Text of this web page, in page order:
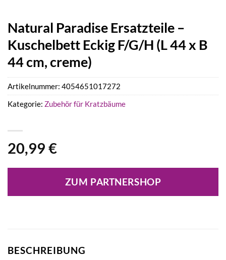
Natural Paradise Ersatzteile –
Kuschelbett Eckig F/G/H (L 44 x B
44 cm, creme)
20,99 €
ZUM PARTNERSHOP
Artikelnummer: 4054651017272
Kategorie: Zubehör für Kratzbäume
BESCHREIBUNG